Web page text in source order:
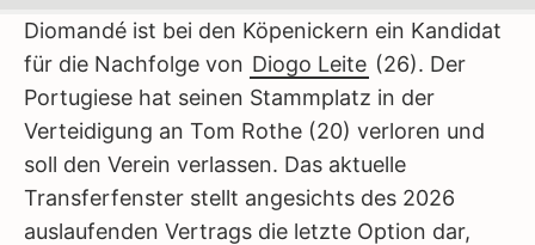
Diomandé ist bei den Köpenickern ein Kandidat
für die Nachfolge von Diogo Leite (26). Der
Portugiese hat seinen Stammplatz in der
Verteidigung an Tom Rothe (20) verloren und
soll den Verein verlassen. Das aktuelle
Transferfenster stellt angesichts des 2026
auslaufenden Vertrags die letzte Option dar,